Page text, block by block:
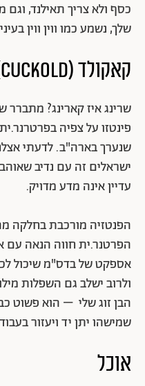
כסף ולא צריך תאילנד,
שלך, נשמע כמו ווין ווין
קאקולד (cuckold)
פינטזו על צפיה
שנערך בארה"ב. לדעתי
ישראלים זה עם נדיב
עדיין אינה מדע מדויק.
הפנטזיה מורכבת בחלקה
הפרטנר.ית חווה הנאה
אספקט של בדס"מ שיכול
ולרוב ישלב גם השפלות
הבן זוג שלי – הוא פשוט
שמישהו יתן יד ויעזור
אוכל